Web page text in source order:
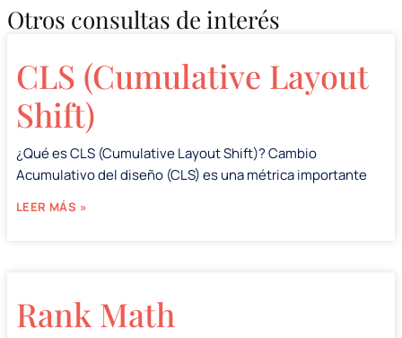
Otros consultas de interés
CLS (Cumulative Layout
Shift)
¿Qué es CLS (Cumulative Layout Shift)? Cambio
Acumulativo del diseño (CLS) es una métrica importante
LEER MÁS »
Rank Math